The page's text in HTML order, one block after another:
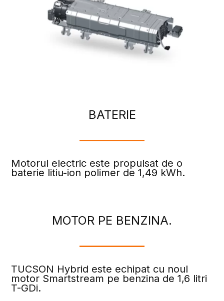
BATERIE
Motorul electric este propulsat de o
baterie litiu-ion polimer de 1,49 kWh.
MOTOR PE BENZINA.
TUCSON Hybrid este echipat cu noul
motor Smartstream pe benzina de 1,6 litri
T-GDi.